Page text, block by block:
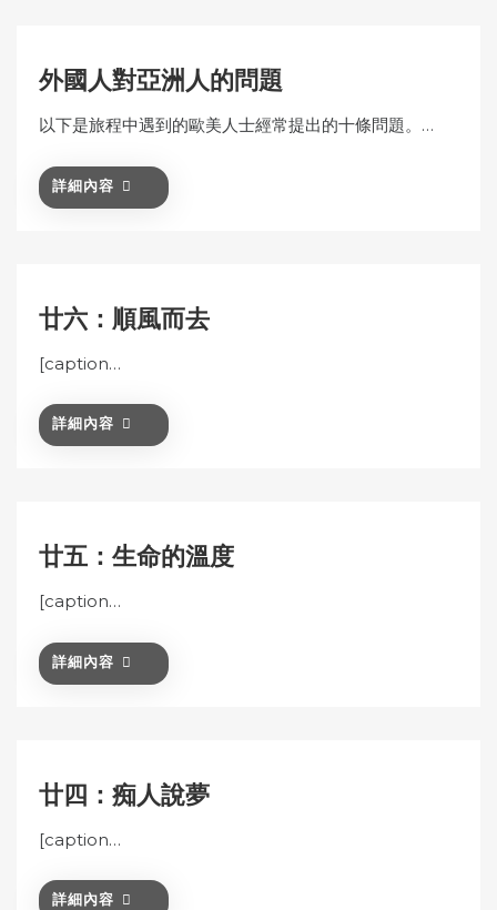
外國人對亞洲人的問題
以下是旅程中遇到的歐美人士經常提出的十條問題。…
詳細內容
廿六：順風而去
[caption…
詳細內容
廿五：生命的溫度
[caption…
詳細內容
廿四：痴人說夢
[caption…
詳細內容